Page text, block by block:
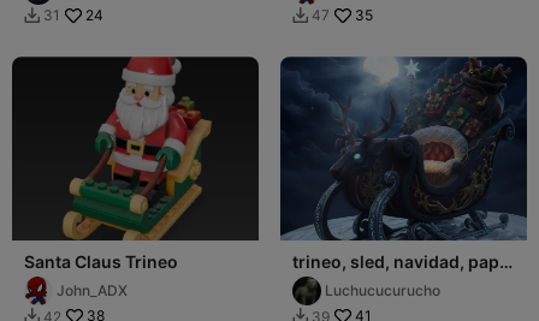
 31 24  47 35
Santa Claus Trineo
John_ADX
 42 38
trineo, sled, navidad, papa
noelLuchucucurucho
 39 41